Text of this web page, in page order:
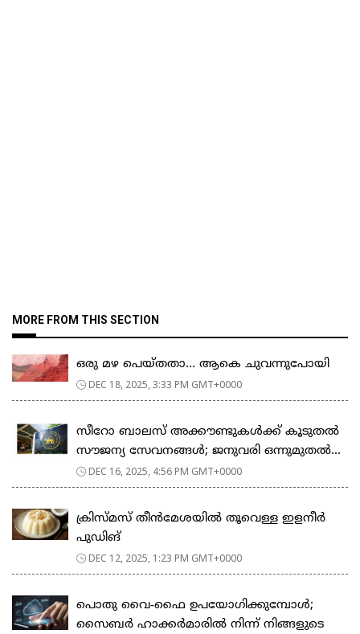
MORE FROM THIS SECTION
ഒരു മഴ പെയ്തതാ… ആകെ ചുവന്നുപോയി
DEC 18, 2025, 3:33 PM GMT+0000
സീറോ ബാലസ് അക്കൗണ്ടുകൾക്ക് കൂടുതൽ
സൗജന്യ സേവനങ്ങൾ; ജനുവരി ഒന്നുമുതൽ...
DEC 16, 2025, 4:56 PM GMT+0000
ക്രിസ്മസ് തീൻമേശയിൽ തൂവെള്ള ഇളനീർ
പുഡിങ്
DEC 12, 2025, 1:23 PM GMT+0000
പൊതു വൈ-ഫൈ ഉപയോഗിക്കുമ്പോൾ;
സൈബർ ഹാക്കർമാരിൽ നിന്ന് നിങ്ങളുടെ